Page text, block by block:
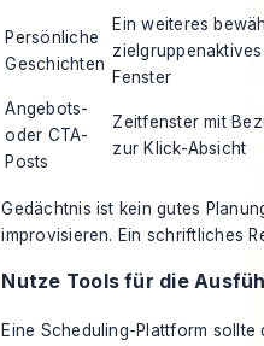
Persönliche
Geschichten
Ein weiteres
zielgruppenaktives
Fenster
Angebots-
oder CTA-
Posts
Zeitfenster mit
zur Klick-Absicht
Gedächtnis ist kein gutes
improvisieren. Ein schriftliches
Nutze Tools für die
Eine Scheduling-Plattform